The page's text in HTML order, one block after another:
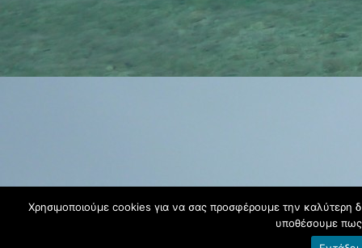
Χρησιμοποιούμε cookies για να σας προσφέρουμε την καλύτερη
υποθέσουμε πως